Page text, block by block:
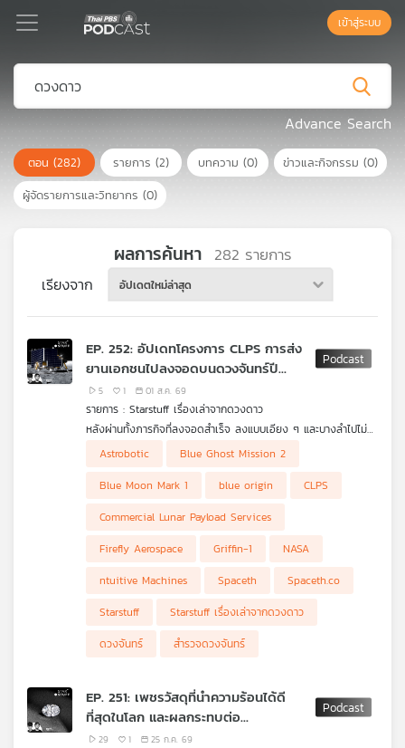
Podcast
เพล
ย์
ลิ
เพล
สต์
เกี่ยว
เข้าสู่ระบบ
Advance Search
ตอน (282) รายการ (2) บทความ (0) ข่าวและกิจกรรม (0)
ผู้จัดรายการและวิทยากร (0)
ผลการค้นหา 282 รายการ
เรียงจาก อัปเดตใหม่ล่าสุด
EP. 252: อัปเดทโครงการ CLPS การส่ง
ยานเอกชนไปลงจอดบนดวงจันทร์ปี
2026
5 1 01 ส.ค. 69
รายการ : Starstuff เรื่องเล่าจากดวงดาว
หลังผ่านทั้งภารกิจที่ลงจอดสำเร็จ ลงแบบเอียง ๆ และบางลำไปไม่
Payload Services หรือ CLPS เมื่อ NASA วางแผนส่งภารกิจ
เอกชนอย่างน้อย 4 ชุดไปยังดวงจันทร์ ได้แก่ Blue Moon Mark 1
ของ Blue Origin, Griffin-1 ของ Astrobotic, IM-3 ของ
Intuitive Machines และ Blue Ghost Mission 2 ของ Firefly
Aerospace โดยแต่ละภารกิจไม่ได้เพียงขนอุปกรณ์วิทยาศาสตร์ แต่
จะเริ่มทดสอบระบบขนส่ง การสำรวจ และโครงสร้างพื้นฐานที่จำเป็น
ต่อการกลับไปอาศัยบนดวงจันทร์ในระยะยาว
Astrobotic
Blue Ghost Mission 2
Blue Moon Mark 1
blue origin
CLPS
Commercial Lunar Payload Services
Firefly Aerospace
Griffin-1
NASA
ntuitive Machines
Spaceth
Spaceth.co
Starstuff
Starstuff เรื่องเล่าจากดวงดาว
ดวงจันทร์
สำรวจดวงจันทร์
EP. 251: เพชรวัสดุที่นำความร้อนได้ดี
ที่สุดในโลก และผลกระทบต่อ
อุตสาหกรรมจากสงครามสู่ยุคเอไอ
29 1 25 ก.ค. 69